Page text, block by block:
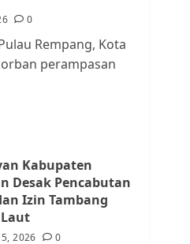
Pemko Batam,
Rempang Protes
Mereka Diambil
Rempang Ajukan
dengan Wali
Soroti
yang Resahkan
0
Rempang, Kota
perampasan
Kabupaten
Desak Pencabutan
Izin Tambang
5, 2026 0